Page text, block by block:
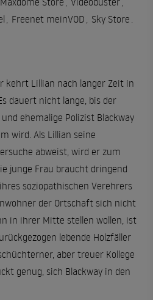
Freenet meinVOD Sky Store
kehrt Lillian nach langer Zeit in
dauert nicht lange, bis der
ehemalige Polizist Blackway
wird. Als Lillian seine
abweist, wird er zum
junge Frau braucht dringend
soziopathischen Verehrers
der Ortschaft sich nicht
in ihrer Mitte stellen wollen, ist
lebende Holzfäller
aber treuer Kollege
genug, sich Blackway in den